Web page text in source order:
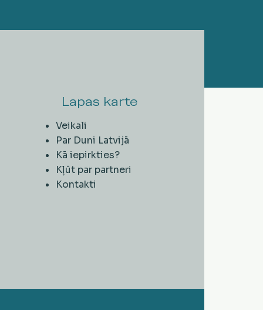
Lapas karte
Veikali
Par Duni Latvijā
Kā iepirkties?
Kļūt par partneri
Kontakti